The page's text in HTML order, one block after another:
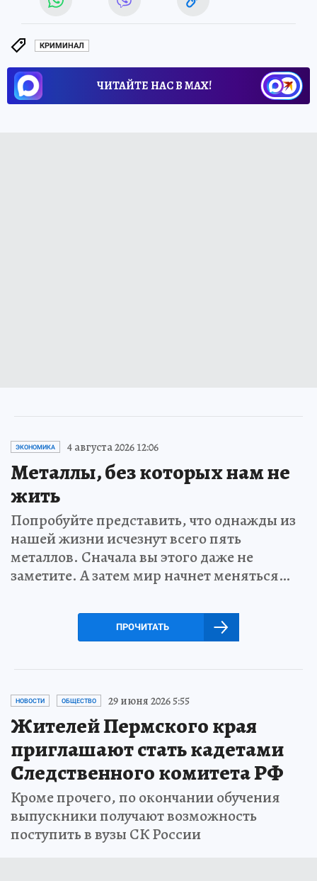
КРИМИНАЛ
ЧИТАЙТЕ НАС В МАХ!
ЭКОНОМИКА 4 августа 2026 12:06
Металлы, без которых нам не
жить
Попробуйте представить, что однажды из
нашей жизни исчезнут всего пять
металлов. Сначала вы этого даже не
заметите. А затем мир начнет меняться…
ПРОЧИТАТЬ
НОВОСТИ ОБЩЕСТВО 29 июня 2026 5:55
Жителей Пермского края
приглашают стать кадетами
Следственного комитета РФ
Кроме прочего, по окончании обучения
выпускники получают возможность
поступить в вузы СК России